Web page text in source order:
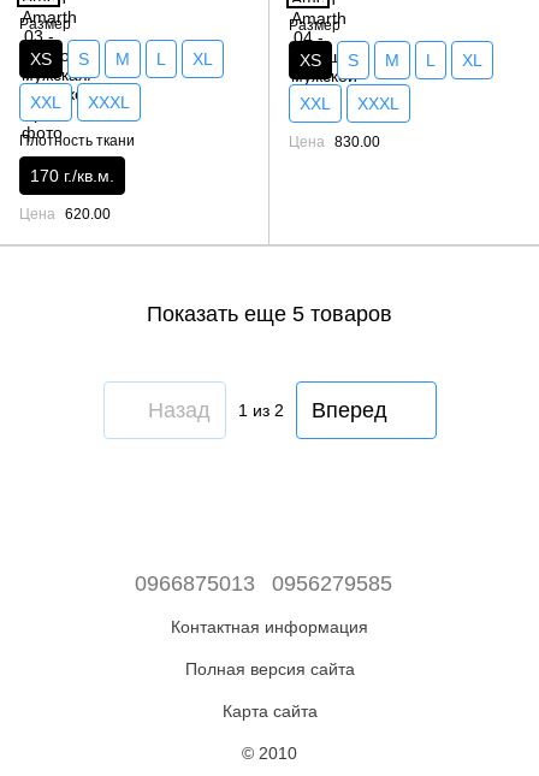
Размер
XS S M L XL
XXL XXXL
Плотность ткани
170 г./кв.м.
Цена 620.00
Размер
XS S M L XL
XXL XXXL
Цена 830.00
Показать еще 5 товаров
Назад 1 из 2 Вперед
0966875013 0956279585
Контактная информация
Полная версия сайта
Карта сайта
© 2010